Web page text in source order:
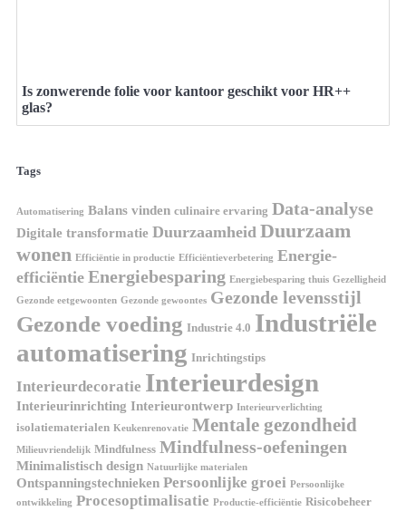
Is zonwerende folie voor kantoor geschikt voor HR++
glas?
Tags
Automatisering Balans vinden culinaire ervaring Data-analyse
Digitale transformatie Duurzaamheid Duurzaam
wonen Efficiëntie in productie Efficiëntieverbetering Energie-
efficiëntie Energiebesparing Energiebesparing thuis Gezelligheid
Gezonde eetgewoonten Gezonde gewoontes Gezonde levensstijl
Gezonde voeding Industrie 4.0 Industriële
automatisering Inrichtingstips
Interieurdecoratie Interieurdesign
Interieurinrichting Interieurontwerp Interieurverlichting
isolatiematerialen Keukenrenovatie Mentale gezondheid
Milieuvriendelijk Mindfulness Mindfulness-oefeningen
Minimalistisch design Natuurlijke materialen
Ontspanningstechnieken Persoonlijke groei Persoonlijke
ontwikkeling Procesoptimalisatie Productie-efficiëntie Risicobeheer